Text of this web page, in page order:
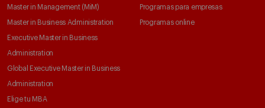
Master in Management (MiM)
Master in Business Administration
Executive Master in Business
Administration
Global Executive Master in Business
Administration
Elige tu MBA
Programas para empresas
Programas online